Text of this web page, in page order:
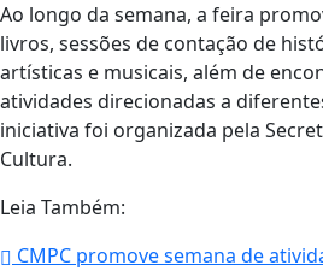
Ao longo da semana, a feira
livros, sessões de contação de
artísticas e musicais, além de
atividades direcionadas a
iniciativa foi organizada pela
Cultura.
Leia Também:
CMPC promove semana de